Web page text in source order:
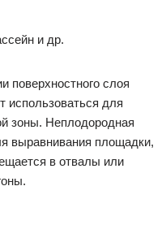
и др.
поверхностного слоя
использоваться для
зоны. Неплодородная
выравнивания площадки,
в отвалы или